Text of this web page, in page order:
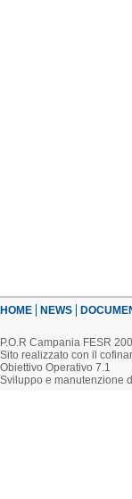
HOME NEWS
P.O.R Campania FESR
Sito realizzato con il
Obiettivo Operativo 7.1
Sviluppo e manutenzione